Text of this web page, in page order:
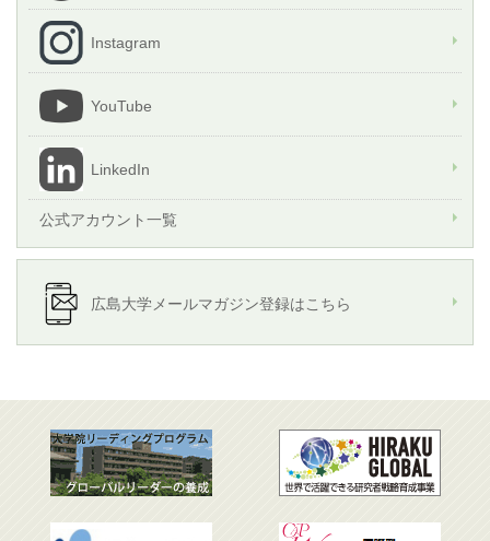
Instagram
YouTube
LinkedIn
公式アカウント一覧
広島大学メールマガジン登録はこちら